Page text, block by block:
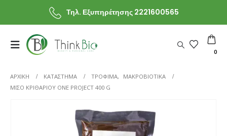
Τηλ. Εξυπηρέτησης 2221600565
0
ΑΡΧΙΚΗ ΚΑΤΆΣΤΗΜΑ ΤΡΟΦΙΜΑ,
ΜΑΚΡΟΒΙΟΤΙΚΑ
ΜΊΣΟ ΚΡΙΘΑΡΙΟΎ ONE PROJECT 400 G